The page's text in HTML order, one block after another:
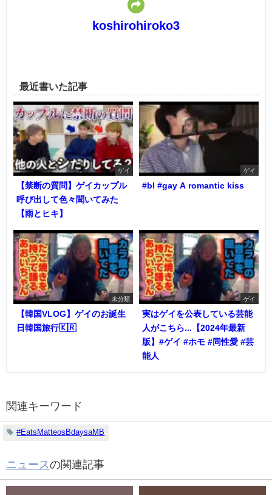
koshirohiroko3
最近書いた記事
ゲイ
【禁断の質問】ゲイカップル
呼び出して色々聞いてみた
【雨とヒキ】
ゲイ
#bl #gay A romantic kiss
未分類
【韓国VLOG】ゲイのお誕生
日韓国旅行🇰🇷
ゲイ
実はゲイを公表している芸能
人がこちら...【2024年最新
版】#ゲイ #ホモ #同性愛 #芸
能人
関連キーワード
#EatsMatteosBdaysaMB
ニュースの関連記事